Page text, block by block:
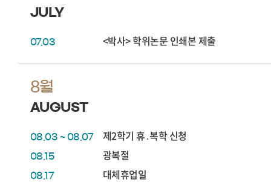
JULY
07.03 <박사> 학위논문 인쇄본 제출
8월
AUGUST
08.03 ~ 08.07 제2학기 휴․복학 신청
08.15 광복절
08.17 대체휴업일